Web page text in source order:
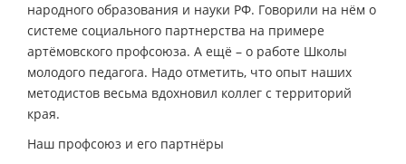
народного образования и науки РФ. Говорили на нём о
системе социального партнерства на примере
артёмовского профсоюза. А ещё – о работе Школы
молодого педагога. Надо отметить, что опыт наших
методистов весьма вдохновил коллег с территорий
края.
Наш профсоюз и его партнёры